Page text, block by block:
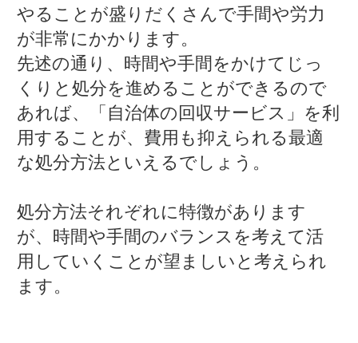
やることが盛りだくさんで手間や労力
が非常にかかります。
先述の通り、時間や手間をかけてじっ
くりと処分を進めることができるので
あれば、「自治体の回収サービス」を利
用することが、費用も抑えられる最適
な処分方法といえるでしょう。
処分方法それぞれに特徴があります
が、時間や手間のバランスを考えて活
用していくことが望ましいと考えられ
ます。